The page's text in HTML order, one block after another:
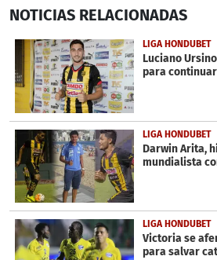
seconds
3
minutes,
seconds
NOTICIAS RELACIONADAS
LIGA HONDUBET
Luciano
para
LIGA HONDUBET
Darwin Arita,
mundialista
LIGA HONDUBET
Victoria se
para salvar